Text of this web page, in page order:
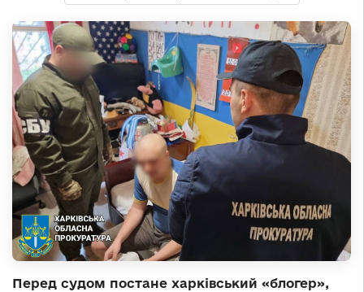
Перед судом постане харківський «блогер»,